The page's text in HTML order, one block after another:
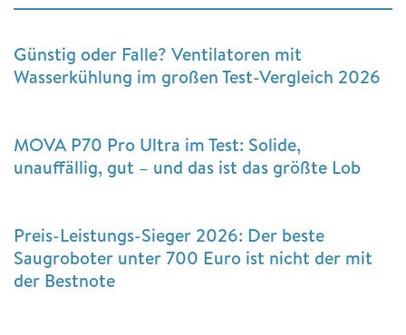
Günstig oder Falle? Ventilatoren mit
Wasserkühlung im großen Test-Vergleich 2026
MOVA P70 Pro Ultra im Test: Solide,
unauffällig, gut – und das ist das größte Lob
Preis-Leistungs-Sieger 2026: Der beste
Saugroboter unter 700 Euro ist nicht der mit
der Bestnote